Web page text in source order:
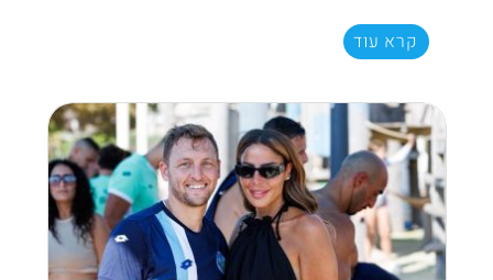
קרא עוד